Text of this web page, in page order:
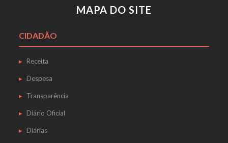
MAPA DO SITE
CIDADÃO
Receita
Despesa
Transparência
Diário Oficial
Diárias